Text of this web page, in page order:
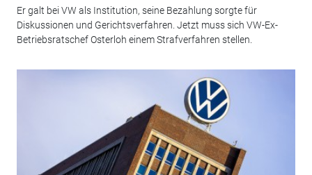
Er galt bei VW als Institution, seine Bezahlung sorgte für
Diskussionen und Gerichtsverfahren. Jetzt muss sich VW-Ex-
Betriebsratschef Osterloh einem Strafverfahren stellen.